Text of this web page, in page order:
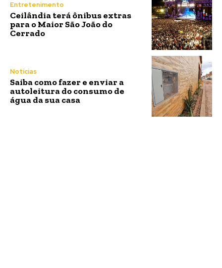
Entretenimento
Ceilândia terá ônibus extras
para o Maior São João do
Cerrado
Notícias
Saiba como fazer e enviar a
autoleitura do consumo de
água da sua casa